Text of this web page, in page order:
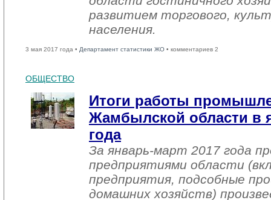
развитием торгового,
населения.
3 мая 2017 года • Департамент статистики ЖО • комментариев 2
ОБЩЕСТВО
Итоги работы
Жамбылской области в
года
За январь-март 2017 года
предприятиями области
предприятия, подсобные
домашних хозяйств)